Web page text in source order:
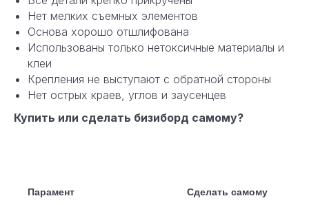
Нет мелких съемных элементов
Основа хорошо отшлифована
Использованы только нетоксичные материалы и
клеи
Крепления не выступают с обратной стороны
Нет острых краев, углов и заусенцев
Купить или сделать бизиборд самому?
Парамент Сделать самому